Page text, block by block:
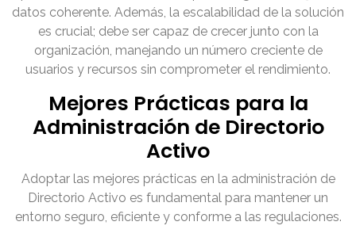
datos coherente. Además, la escalabilidad de la solución
es crucial; debe ser capaz de crecer junto con la
organización, manejando un número creciente de
usuarios y recursos sin comprometer el rendimiento.
Mejores Prácticas para la
Administración de Directorio
Activo
Adoptar las mejores prácticas en la administración de
Directorio Activo es fundamental para mantener un
entorno seguro, eficiente y conforme a las regulaciones.